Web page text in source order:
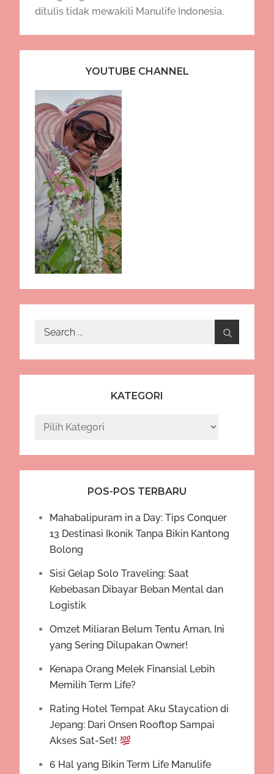
ditulis tidak mewakili Manulife Indonesia.
YOUTUBE CHANNEL
Search
KATEGORI
Kategori
POS-POS TERBARU
Mahabalipuram in a Day: Tips Conquer
13 Destinasi Ikonik Tanpa Bikin Kantong
Bolong
Sisi Gelap Solo Traveling: Saat
Kebebasan Dibayar Beban Mental dan
Logistik
Omzet Miliaran Belum Tentu Aman, Ini
yang Sering Dilupakan Owner!
Kenapa Orang Melek Finansial Lebih
Memilih Term Life?
Rating Hotel Tempat Aku Staycation di
Jepang: Dari Onsen Rooftop Sampai
Akses Sat-Set!
6 Hal yang Bikin Term Life Manulife